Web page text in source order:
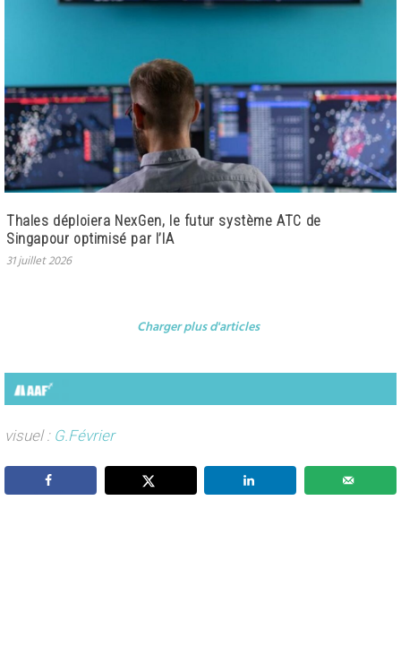
Thales déploiera NexGen, le futur système ATC de
Singapour optimisé par l’IA
31 juillet 2026
Charger plus d'articles
visuel : G.Février